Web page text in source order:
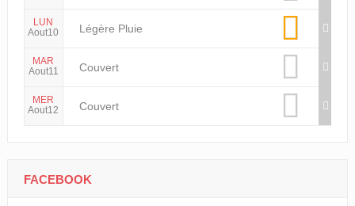
LUN
Aout10
Légère Pluie
MAR
Aout11
Couvert
MER
Aout12
Couvert
FACEBOOK